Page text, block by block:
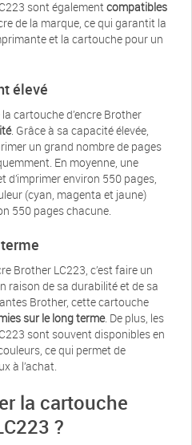
sont également compatibles
de la marque, ce qui garantit la
et la cartouche pour un
élevé
cartouche d’encre Brother
. Grâce à sa capacité élevée,
un grand nombre de pages
En moyenne, une
environ 550 pages,
(cyan, magenta et jaune)
550 pages chacune.
Brother LC223, c’est faire un
raison de sa durabilité et de sa
Brother, cette cartouche
sur le long terme. De plus, les
sont souvent disponibles en
ce qui permet de
à l’achat.
la cartouche
?